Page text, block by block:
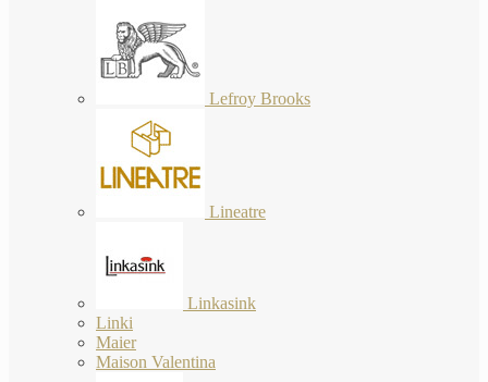
Lefroy Brooks
Lineatre
Linkasink
Linki
Maier
Maison Valentina